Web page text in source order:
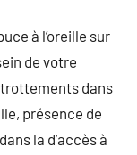
à l’oreille sur
de votre
dans
présence de
la d’accès à